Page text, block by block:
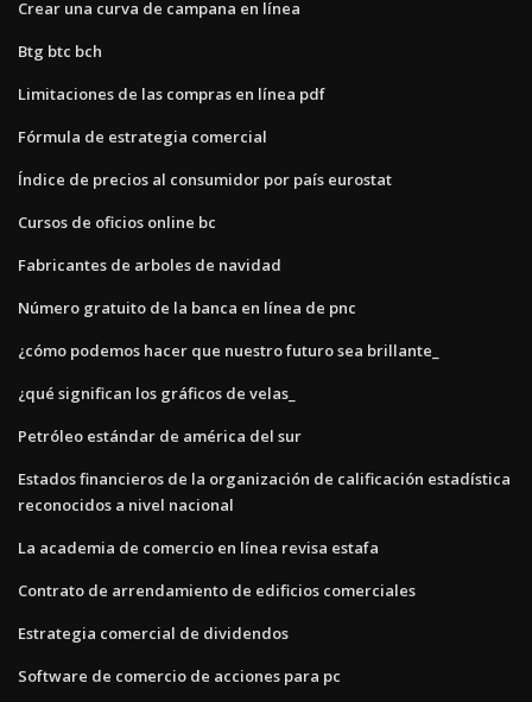
Crear una curva de campana en línea
Btg btc bch
Limitaciones de las compras en línea pdf
Fórmula de estrategia comercial
Índice de precios al consumidor por país eurostat
Cursos de oficios online bc
Fabricantes de arboles de navidad
Número gratuito de la banca en línea de pnc
¿cómo podemos hacer que nuestro futuro sea brillante_
¿qué significan los gráficos de velas_
Petróleo estándar de américa del sur
Estados financieros de la organización de calificación estadística
reconocidos a nivel nacional
La academia de comercio en línea revisa estafa
Contrato de arrendamiento de edificios comerciales
Estrategia comercial de dividendos
Software de comercio de acciones para pc